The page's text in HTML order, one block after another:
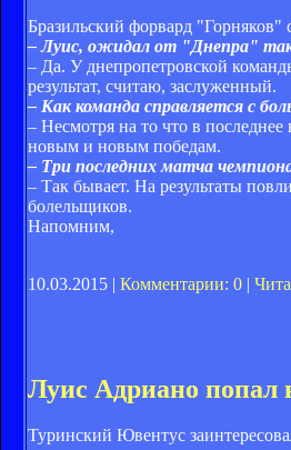
Бразильский форвард "Горняков"
– Луис, ожидал от "Днепра"
– Да. У днепропетровской
результат, считаю, заслуженный.
– Как команда справляется с
– Несмотря на то что в
новым и новым победам.
– Три последних матча
– Так бывает. На результаты
болельщиков.
Напомним,
10.03.2015 | Комментарии: 0 |
Луис Адриано попал
Туринский Ювентус